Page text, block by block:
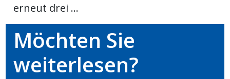
Fussball
erneut drei ...
Möchten Sie
weiterlesen?